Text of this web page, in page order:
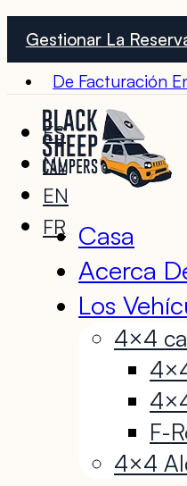
Gestionar La
De Facturación
ES
NL
EN
FR Casa
Acerca
Los
4×4
F-
4×4